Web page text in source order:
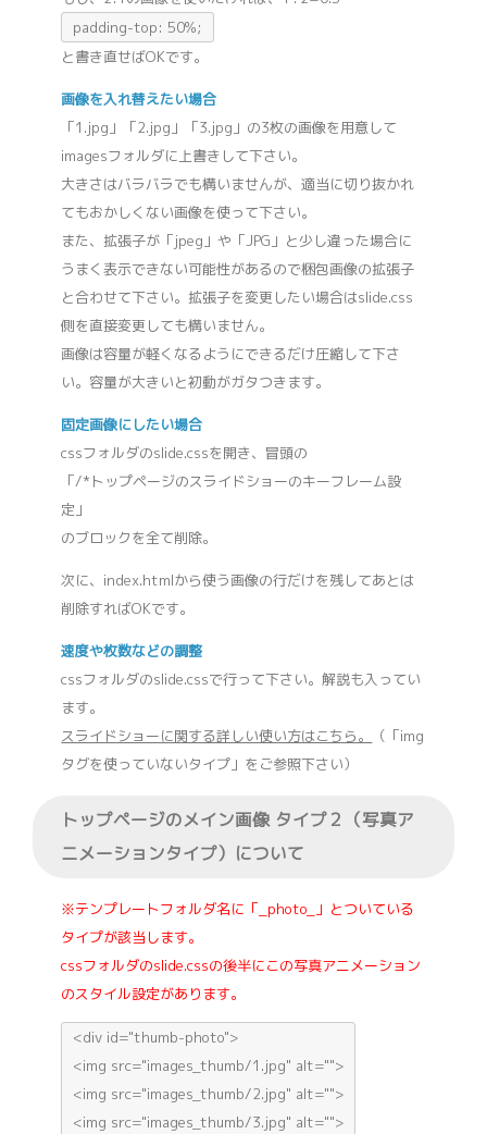
padding-top: 50%;
と書き直せばOKです。
画像を入れ替えたい場合
「1.jpg」「2.jpg」「3.jpg」の3枚の画像を用意して
imagesフォルダに上書きして下さい。
大きさはバラバラでも構いませんが、適当に切り抜かれ
てもおかしくない画像を使って下さい。
また、拡張子が「jpeg」や「JPG」と少し違った場合に
うまく表示できない可能性があるので梱包画像の拡張子
と合わせて下さい。拡張子を変更したい場合はslide.css
側を直接変更しても構いません。
画像は容量が軽くなるようにできるだけ圧縮して下さ
い。容量が大きいと初動がガタつきます。
固定画像にしたい場合
cssフォルダのslide.cssを開き、冒頭の
「/*トップページのスライドショーのキーフレーム設
定」
のブロックを全て削除。
次に、index.htmlから使う画像の行だけを残してあとは
削除すればOKです。
速度や枚数などの調整
cssフォルダのslide.cssで行って下さい。解説も入ってい
ます。
スライドショーに関する詳しい使い方はこちら。
（「img
タグを使っていないタイプ」をご参照下さい）
トップページのメイン画像 タイプ２（写真ア
ニメーションタイプ）について
※テンプレートフォルダ名に「_photo_」とついている
タイプが該当します。
cssフォルダのslide.cssの後半にこの写真アニメーション
のスタイル設定があります。
<div id="thumb-photo">
<img src="images_thumb/1.jpg" alt="">
<img src="images_thumb/2.jpg" alt="">
<img src="images_thumb/3.jpg" alt="">